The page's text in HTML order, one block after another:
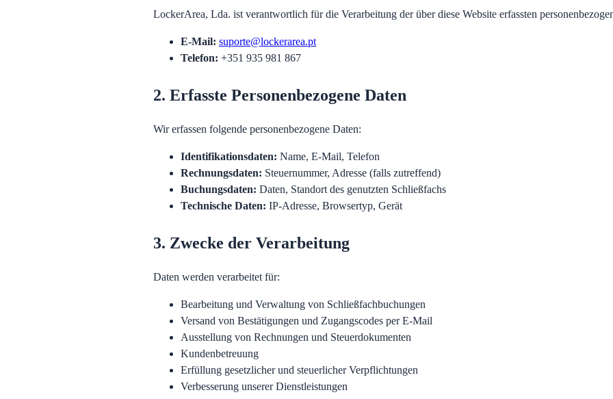
LockerArea, Lda. ist verantwortlich für die Verarbeitung der über diese Website erfassten
E-Mail: suporte@lockerarea.pt
Telefon: +351 935 981 867
2. Erfasste Personenbezogene Daten
Wir erfassen folgende personenbezogene Daten:
Identifikationsdaten: Name, E-Mail, Telefon
Rechnungsdaten: Steuernummer, Adresse (falls zutreffend)
Buchungsdaten: Daten, Standort des genutzten Schließfachs
Technische Daten: IP-Adresse, Browsertyp, Gerät
3. Zwecke der Verarbeitung
Daten werden verarbeitet für:
Bearbeitung und Verwaltung von Schließfachbuchungen
Versand von Bestätigungen und Zugangscodes per E-Mail
Ausstellung von Rechnungen und Steuerdokumenten
Kundenbetreuung
Erfüllung gesetzlicher und steuerlicher Verpflichtungen
Verbesserung unserer Dienstleistungen